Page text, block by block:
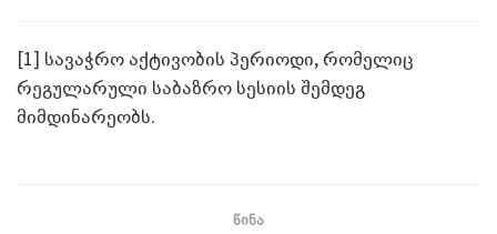
[1] სავაჭრო აქტივობის პერიოდი, რომელიც
რეგულარული საბაზრო სესიის შემდეგ
მიმდინარეობს.
წინა